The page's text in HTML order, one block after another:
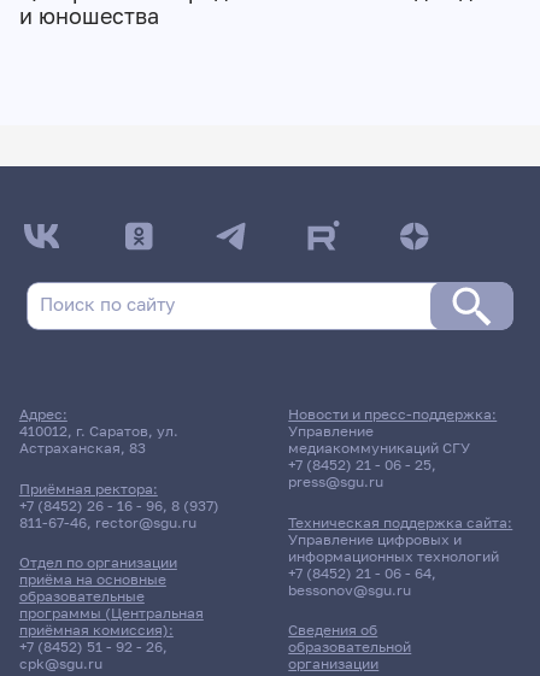
и юношества
Адрес:
410012, г. Саратов, ул.
Астраханская, 83
Приёмная ректора:
+7 (8452) 26 - 16 - 96, 8 (937)
811-67-46, rector@sgu.ru
Отдел по организации
приёма на основные
образовательные
программы (Центральная
приёмная комиссия):
+7 (8452) 51 - 92 - 26,
cpk@sgu.ru
Сведения об
образовательной
организации
Новости и пресс-поддержка:
Управление
медиакоммуникаций СГУ
+7 (8452) 21 - 06 - 25,
press@sgu.ru
Техническая поддержка сайта:
Управление цифровых и
информационных технологий
+7 (8452) 21 - 06 - 64,
bessonov@sgu.ru